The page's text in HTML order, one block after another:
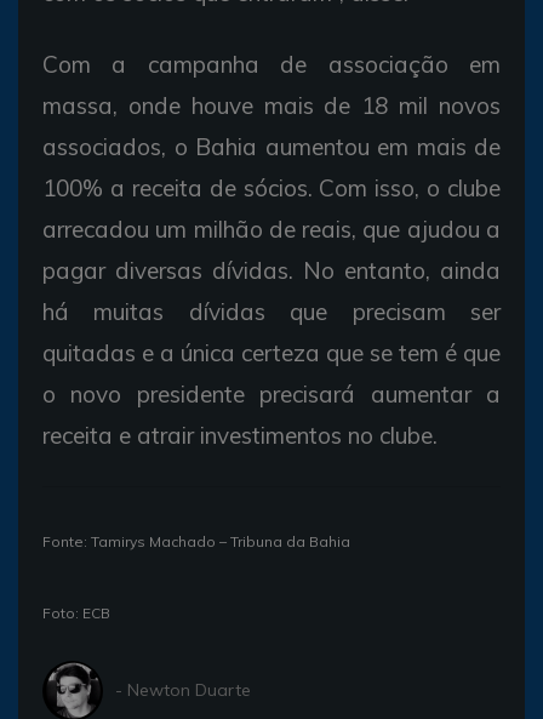
Com a campanha de associação em
massa, onde houve mais de 18 mil novos
associados, o Bahia aumentou em mais de
100% a receita de sócios. Com isso, o clube
arrecadou um milhão de reais, que ajudou a
pagar diversas dívidas. No entanto, ainda
há muitas dívidas que precisam ser
quitadas e a única certeza que se tem é que
o novo presidente precisará aumentar a
receita e atrair investimentos no clube.
Fonte: Tamirys Machado – Tribuna da Bahia
Foto: ECB
- Newton Duarte